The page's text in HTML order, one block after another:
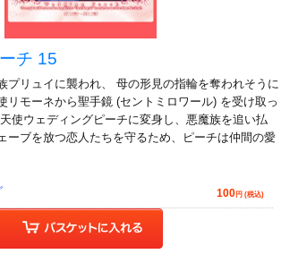
チ 15
プリュイに襲われ、 母の形見の指輪を奪われそうに
リモーネから聖手鏡 (セントミロワール) を受け取っ
使ウェディングピーチに変身し、悪魔族を追い払
ーブを放つ恋人たちを守るため、ピーチは仲間の愛
100円 (税込)